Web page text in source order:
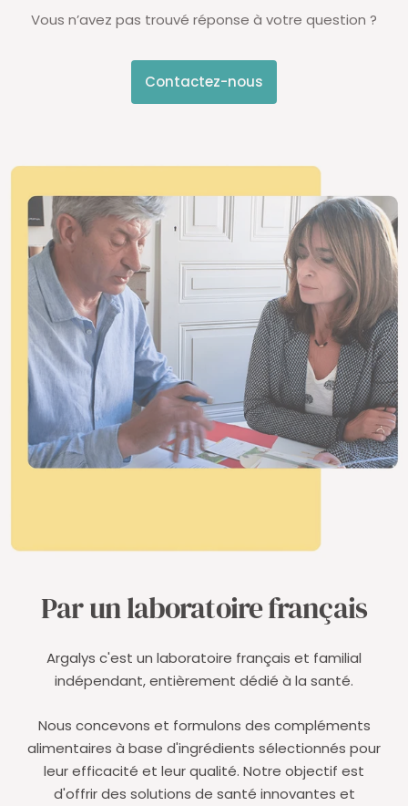
Vous n’avez pas trouvé réponse à votre question ?
Contactez-nous
Par un laboratoire français
Argalys c'est un laboratoire français et familial
indépendant, entièrement dédié à la santé.
Nous concevons et formulons des compléments
alimentaires à base d'ingrédients sélectionnés pour
leur efficacité et leur qualité. Notre objectif est
d'offrir des solutions de santé innovantes et